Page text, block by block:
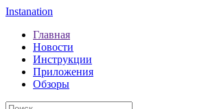
Instanation
Главная
Новости
Инструкции
Приложения
Обзоры